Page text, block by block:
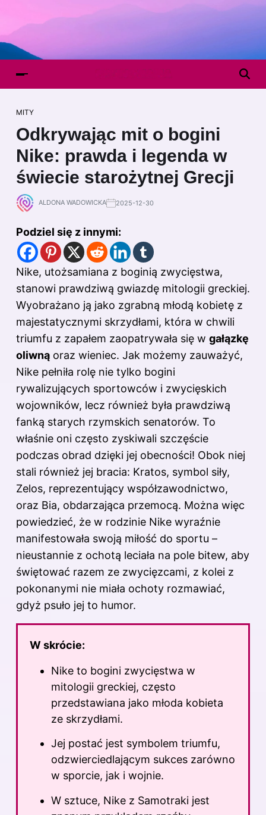
MITY
Odkrywając mit o bogini
Nike: prawda i legenda w
świecie starożytnej Grecji
ALDONA WADOWICKA 2025-12-30
Podziel się z innymi:
Nike, utożsamiana z boginią zwycięstwa,
stanowi prawdziwą gwiazdę mitologii greckiej.
Wyobrażano ją jako zgrabną młodą kobietę z
majestatycznymi skrzydłami, która w chwili
triumfu z zapałem zaopatrywała się w gałązkę
oliwną oraz wieniec. Jak możemy zauważyć,
Nike pełniła rolę nie tylko bogini
rywalizujących sportowców i zwycięskich
wojowników, lecz również była prawdziwą
fanką starych rzymskich senatorów. To
właśnie oni często zyskiwali szczęście
podczas obrad dzięki jej obecności! Obok niej
stali również jej bracia: Kratos, symbol siły,
Zelos, reprezentujący współzawodnictwo,
oraz Bia, obdarzająca przemocą. Można więc
powiedzieć, że w rodzinie Nike wyraźnie
manifestowała swoją miłość do sportu –
nieustannie z ochotą leciała na pole bitew, aby
świętować razem ze zwycięzcami, z kolei z
pokonanymi nie miała ochoty rozmawiać,
gdyż psuło jej to humor.
W skrócie:
Nike to bogini zwycięstwa w
mitologii greckiej, często
przedstawiana jako młoda kobieta
ze skrzydłami.
Jej postać jest symbolem triumfu,
odzwierciedlającym sukces zarówno
w sporcie, jak i wojnie.
W sztuce, Nike z Samotraki jest